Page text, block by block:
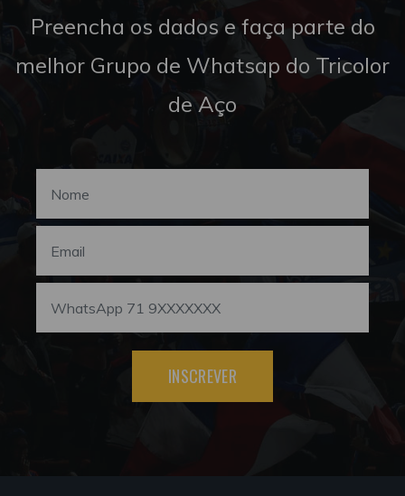
Preencha os dados e faça parte do
melhor Grupo de Whatsap do Tricolor
de Aço
INSCREVER